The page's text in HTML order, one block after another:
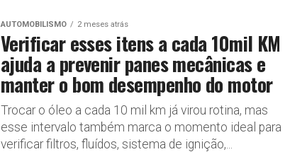
AUTOMOBILISMO 2 meses atrás
Verificar esses itens a cada 10mil KM
ajuda a prevenir panes mecânicas e
manter o bom desempenho do motor
Trocar o óleo a cada 10 mil km já virou rotina, mas
esse intervalo também marca o momento ideal para
verificar filtros, fluídos, sistema de ignição,...